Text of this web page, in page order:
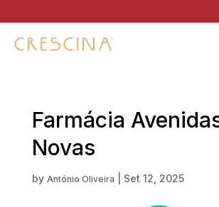
Farmácia
Novas
by António Oliveira Set 12, 2025